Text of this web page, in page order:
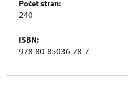
Počet stran:
240
ISBN:
978-80-85036-78-7